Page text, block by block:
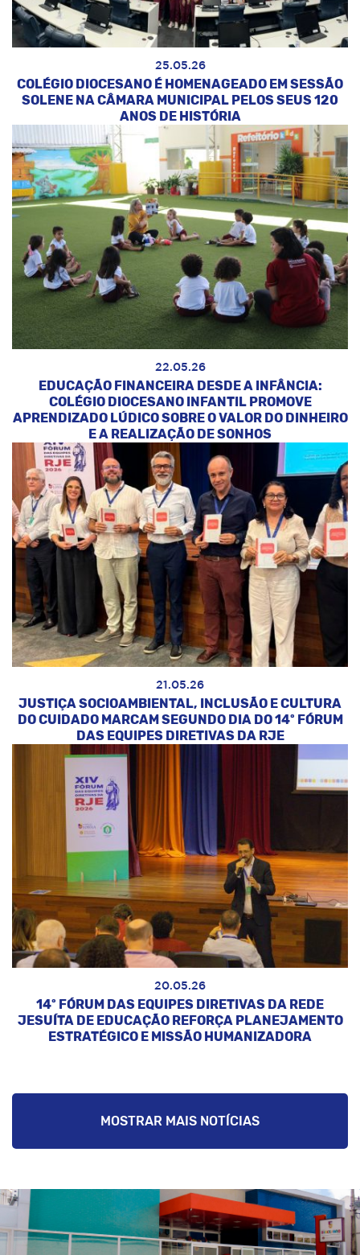
25.05.26
COLÉGIO DIOCESANO É HOMENAGEADO EM SESSÃO
SOLENE NA CÂMARA MUNICIPAL PELOS SEUS 120
ANOS DE HISTÓRIA
22.05.26
EDUCAÇÃO FINANCEIRA DESDE A INFÂNCIA:
COLÉGIO DIOCESANO INFANTIL PROMOVE
APRENDIZADO LÚDICO SOBRE O VALOR DO DINHEIRO
E A REALIZAÇÃO DE SONHOS
21.05.26
JUSTIÇA SOCIOAMBIENTAL, INCLUSÃO E CULTURA
DO CUIDADO MARCAM SEGUNDO DIA DO 14º FÓRUM
DAS EQUIPES DIRETIVAS DA RJE
20.05.26
14º FÓRUM DAS EQUIPES DIRETIVAS DA REDE
JESUÍTA DE EDUCAÇÃO REFORÇA PLANEJAMENTO
ESTRATÉGICO E MISSÃO HUMANIZADORA
MOSTRAR MAIS NOTÍCIAS